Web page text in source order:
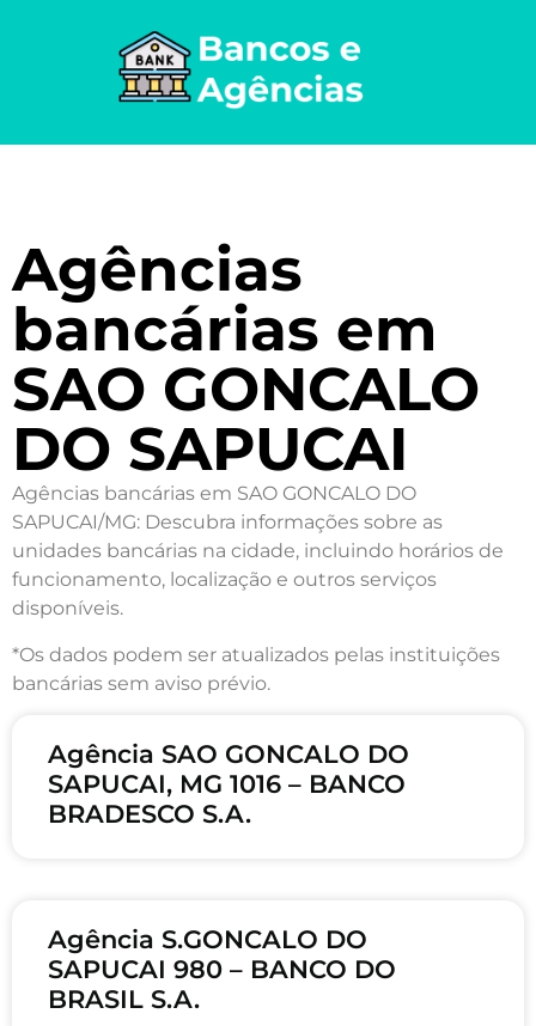
Agências
bancárias em
SAO GONCALO
DO SAPUCAI
Agências bancárias em SAO GONCALO DO
SAPUCAI/MG: Descubra informações sobre as
unidades bancárias na cidade, incluindo horários de
funcionamento, localização e outros serviços
disponíveis.
*Os dados podem ser atualizados pelas instituições
bancárias sem aviso prévio.
Agência SAO GONCALO DO
SAPUCAI, MG 1016 – BANCO
BRADESCO S.A.
Agência S.GONCALO DO
SAPUCAI 980 – BANCO DO
BRASIL S.A.